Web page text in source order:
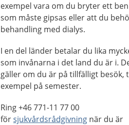
exempel vara om du bryter ett ben
som måste gipsas eller att du
behandling med dialys.
I en del länder betalar du lika
som invånarna i det land du är i.
gäller om du är på tillfälligt besök,
exempel på semester.
Ring +46 771-11 77 00
försjukvårdsrådgivning när du är